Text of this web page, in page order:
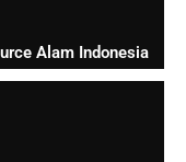
Alam Indonesia